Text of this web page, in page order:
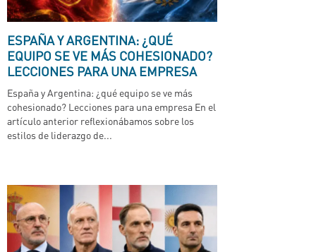
ESPAÑA Y ARGENTINA: ¿QUÉ
EQUIPO SE VE MÁS COHESIONADO?
LECCIONES PARA UNA EMPRESA
España y Argentina: ¿qué equipo se ve más
cohesionado? Lecciones para una empresa En el
artículo anterior reflexionábamos sobre los
estilos de liderazgo de...